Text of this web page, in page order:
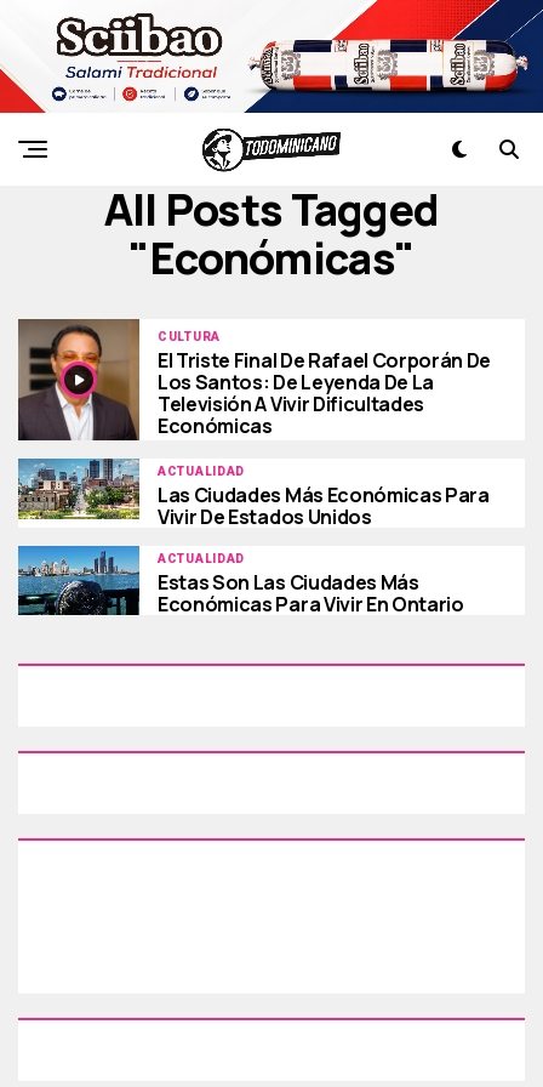
All Posts Tagged
"económicas"
CULTURA
El Triste Final De Rafael Corporán De
Los Santos: De Leyenda De La
Televisión A Vivir Dificultades
Económicas
ACTUALIDAD
Las Ciudades Más Económicas Para
Vivir De Estados Unidos
ACTUALIDAD
Estas Son Las Ciudades Más
Económicas Para Vivir En Ontario